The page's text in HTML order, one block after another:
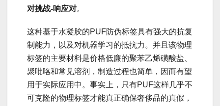
对挑战-响应对。
这种基于水凝胶的PUF防伪标签具有强大的抗复
制能力，以及对机器学习的抵抗力。并且该物理
标签的主要材料是价格低廉的聚苯乙烯磺酸盐、
聚吡咯和常见溶剂，制造过程也简单，因而有望
用于实际应用中。事实上，只有PUF这样几乎不
可克隆的物理标签才能真正确保奢侈品的真假，